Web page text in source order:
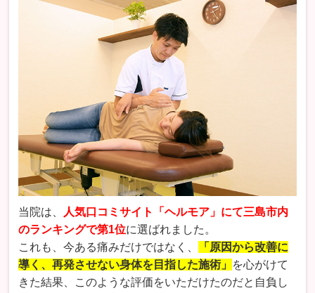
当院は、
人気口コミサイト「ヘルモア」にて三島市内
のランキングで第1位に選ばれました。
これも、今ある痛みだけではなく、
「原因から改善に
導く、再発させない身体を目指した施術」
を心がけて
きた結果、このような評価をいただけたのだと自負し